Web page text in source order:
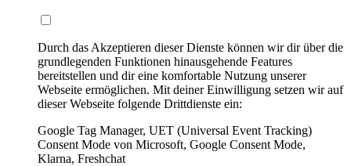
Durch das Akzeptieren dieser Dienste können wir dir über die
grundlegenden Funktionen hinausgehende Features
bereitstellen und dir eine komfortable Nutzung unserer
Webseite ermöglichen. Mit deiner Einwilligung setzen wir auf
dieser Webseite folgende Drittdienste ein:
Google Tag Manager, UET (Universal Event Tracking)
Consent Mode von Microsoft, Google Consent Mode,
Klarna, Freshchat